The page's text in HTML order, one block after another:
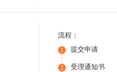
流程：
1 提交申请
2 受理通知书